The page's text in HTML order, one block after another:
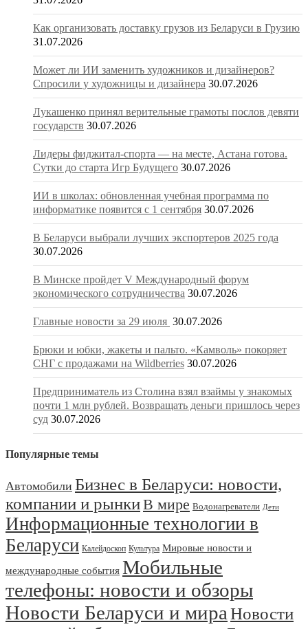
Как организовать доставку грузов из Беларуси в Грузию
31.07.2026
Может ли ИИ заменить художников и дизайнеров?
Спросили у художницы и дизайнера 30.07.2026
Лукашенко принял верительные грамоты послов девяти
государств 30.07.2026
Лидеры фиджитал-спорта — на месте, Астана готова.
Сутки до старта Игр Будущего 30.07.2026
ИИ в школах: обновленная учебная программа по
информатике появится с 1 сентября 30.07.2026
В Беларуси выбрали лучших экспортеров 2025 года
30.07.2026
В Минске пройдет V Международный форум
экономического сотрудничества 30.07.2026
Главные новости за 29 июля 30.07.2026
Брюки и юбки, жакеты и пальто. «Камволь» покоряет
СНГ с продажами на Wildberries 30.07.2026
Предприниматель из Столина взял взаймы у знакомых
почти 1 млн рублей. Возвращать деньги пришлось через
суд 30.07.2026
Популярные темы
Автомобили Бизнес в Беларуси: новости,
компании и рынкиВ мире Водонагреватели Дети
Информационные технологии в
Беларуси Калейдоскоп Культура Мировые новости и
международные события Мобильные
телефоны: новости и обзоры
Новости Беларуси и мираНовости